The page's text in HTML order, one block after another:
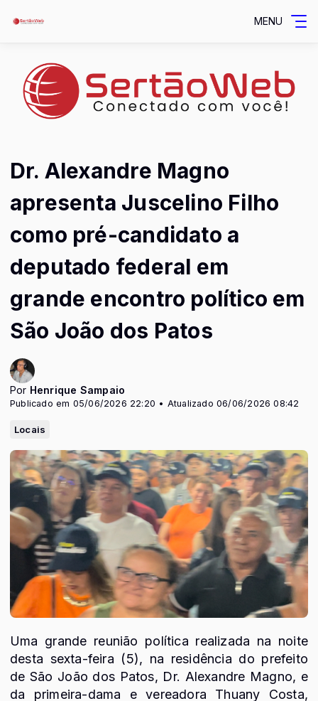
MENU
Dr. Alexandre Magno
apresenta Juscelino Filho
como pré-candidato a
deputado federal em
grande encontro político em
São João dos Patos
Por Henrique Sampaio
Publicado em 05/06/2026 22:20 • Atualizado 06/06/2026 08:42
Locais
Uma grande reunião política realizada na noite
desta sexta-feira (5), na residência do prefeito
de São João dos Patos, Dr. Alexandre Magno, e
da primeira-dama e vereadora Thuany Costa,